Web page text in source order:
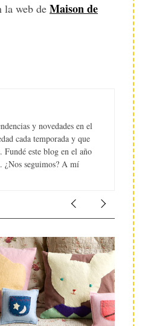
la web de Maison de
y novedades en el
cada temporada y que
este blog en el año
seguimos? A mí